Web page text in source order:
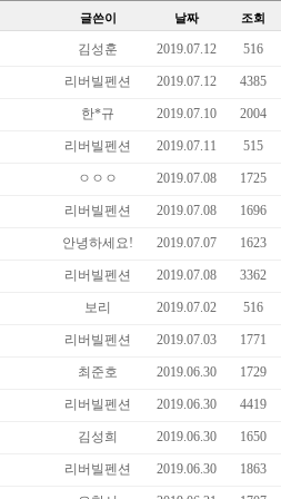
글쓴이 날짜 조회
김성훈 2019.07.12 516
리버빌펜션 2019.07.12 4385
한*규 2019.07.10 2004
리버빌펜션 2019.07.11 515
ㅇㅇㅇ 2019.07.08 1725
리버빌펜션 2019.07.08 1696
안녕하세요! 2019.07.07 1623
리버빌펜션 2019.07.08 3362
보리 2019.07.02 516
리버빌펜션 2019.07.03 1771
최준호 2019.06.30 1729
리버빌펜션 2019.06.30 4419
김성희 2019.06.30 1650
리버빌펜션 2019.06.30 1863